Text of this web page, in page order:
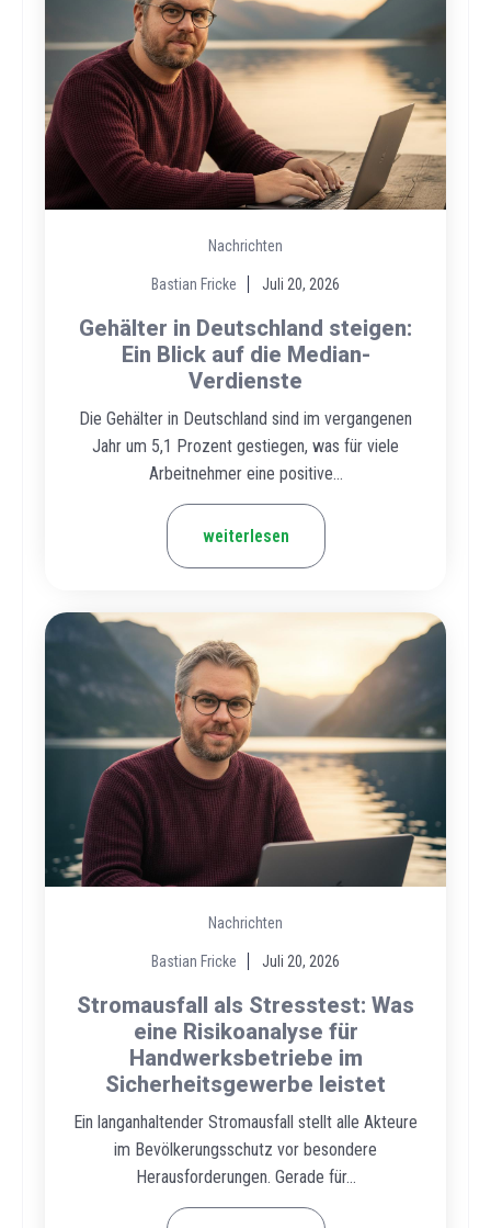
Nachrichten
Bastian Fricke Juli 20, 2026
Gehälter in Deutschland steigen:
Ein Blick auf die Median-
Verdienste
Die Gehälter in Deutschland sind im vergangenen
Jahr um 5,1 Prozent gestiegen, was für viele
Arbeitnehmer eine positive...
weiterlesen
Nachrichten
Bastian Fricke Juli 20, 2026
Stromausfall als Stresstest: Was
eine Risikoanalyse für
Handwerksbetriebe im
Sicherheitsgewerbe leistet
Ein langanhaltender Stromausfall stellt alle Akteure
im Bevölkerungsschutz vor besondere
Herausforderungen. Gerade für...